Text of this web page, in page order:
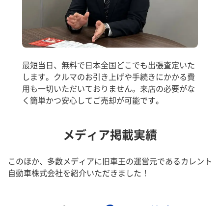
最短当日、無料で日本全国どこでも出張査定いた
します。クルマのお引き上げや手続きにかかる費
用も一切いただいておりません。来店の必要がな
く簡単かつ安心してご売却が可能です。
メディア掲載実績
このほか、多数メディアに旧車王の運営元であるカレント
自動車株式会社を紹介いただきました！